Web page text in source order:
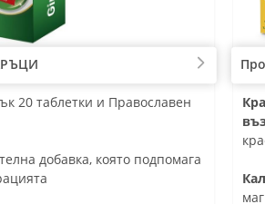
20 таблетки и Православен
добавка, която подпомага
и
и подхранва
и удължава
на простатата
1 таблетка на
Коприва и
Допринася
простата
Спомага за